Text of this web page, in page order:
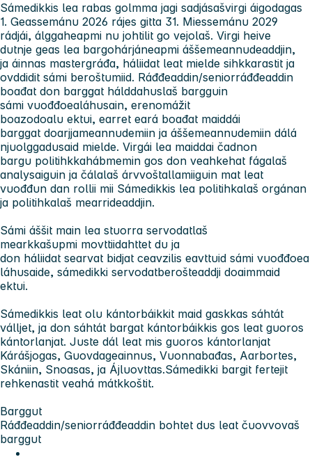
Sámedikkis lea rabas golmma jagi sadjásašvirgi áigodagas
1. Geassemánu 2026 rájes gitta 31. Miessemánu 2029
rádjái, álggaheapmi nu johtilit go vejolaš. Virgi heive
dutnje geas lea bargohárjáneapmi áššemeannudeaddjin,
ja áinnas mastergráđa, háliidat leat mielde sihkkarastit ja
ovddidit sámi beroštumiid. Ráđđeaddin/seniorráđđeaddin
boađat don barggat hálddahuslaš bargguin
sámi vuođđoealáhusain, erenomážit
boazodoalu ektui, earret eará boađat maiddái
barggat doarjjameannudemiin ja áššemeannudemiin dálá
njuolggadusaid mielde. Virgái lea maiddai čadnon
bargu politihkkahábmemin gos don veahkehat fágalaš
analysaiguin ja čálalaš árvvoštallamiiguin mat leat
vuođđun dan rollii mii Sámedikkis lea politihkalaš orgánan
ja politihkalaš mearrideaddjin.
Sámi áššit main lea stuorra servodatlaš
mearkkašupmi movttiidahttet du ja
don háliidat searvat bidjat ceavzilis eavttuid sámi vuođđoea
láhusaide, sámedikki servodatberošteaddji doaimmaid
ektui.
Sámedikkis leat olu kántorbáikkit maid gaskkas sáhtát
válljet, ja don sáhtát bargat kántorbáikkis gos leat guoros
kántorlanjat. Juste dál leat mis guoros kántorlanjat
Kárášjogas, Guovdageainnus, Vuonnabađas, Aarbortes,
Skániin, Snoasas, ja Ájluovttas.Sámedikki bargit fertejit
rehkenastit veahá mátkkoštit.
Barggut
Ráđđeaddin/seniorráđđeaddin bohtet dus leat čuovvovaš
barggut